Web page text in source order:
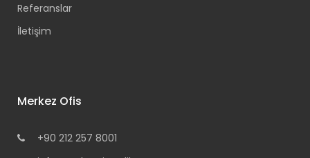
Referanslar
İletişim
Merkez Ofis
+90 212 257 8001